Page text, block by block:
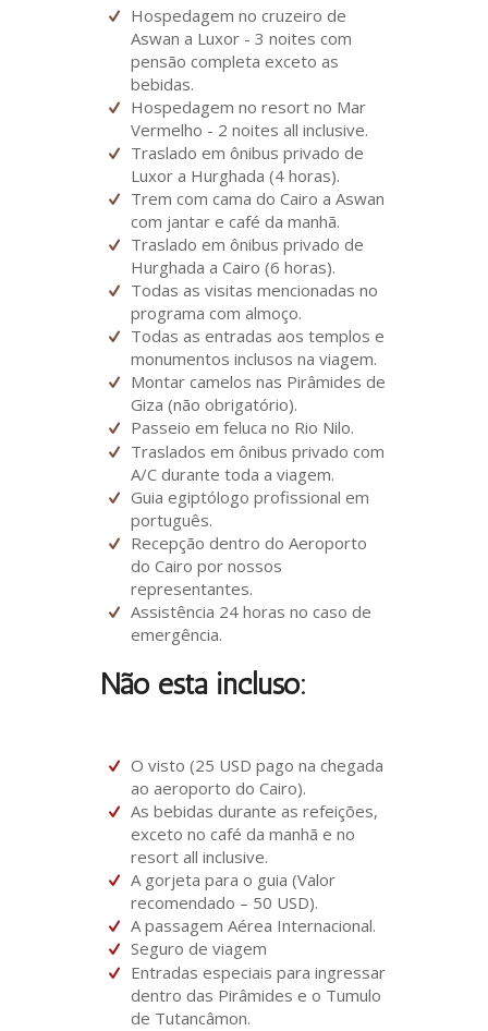
Hospedagem no cruzeiro de
Aswan a Luxor - 3 noites com
pensão completa exceto as
bebidas.
Hospedagem no resort no Mar
Vermelho - 2 noites all inclusive.
Traslado em ônibus privado de
Luxor a Hurghada (4 horas).
Trem com cama do Cairo a Aswan
com jantar e café da manhã.
Traslado em ônibus privado de
Hurghada a Cairo (6 horas).
Todas as visitas mencionadas no
programa com almoço.
Todas as entradas aos templos e
monumentos inclusos na viagem.
Montar camelos nas Pirâmides de
Giza (não obrigatório).
Passeio em feluca no Rio Nilo.
Traslados em ônibus privado com
A/C durante toda a viagem.
Guia egiptólogo profissional em
português.
Recepção dentro do Aeroporto
do Cairo por nossos
representantes.
Assistência 24 horas no caso de
emergência.
Não está incluso:
O visto (25 USD pago na chegada
ao aeroporto do Cairo).
As bebidas durante as refeições,
exceto no café da manhã e no
resort all inclusive.
A gorjeta para o guia (Valor
recomendado – 50 USD).
A passagem Aérea Internacional.
Seguro de viagem
Entradas especiais para ingressar
dentro das Pirâmides e o Tumulo
de Tutancâmon.